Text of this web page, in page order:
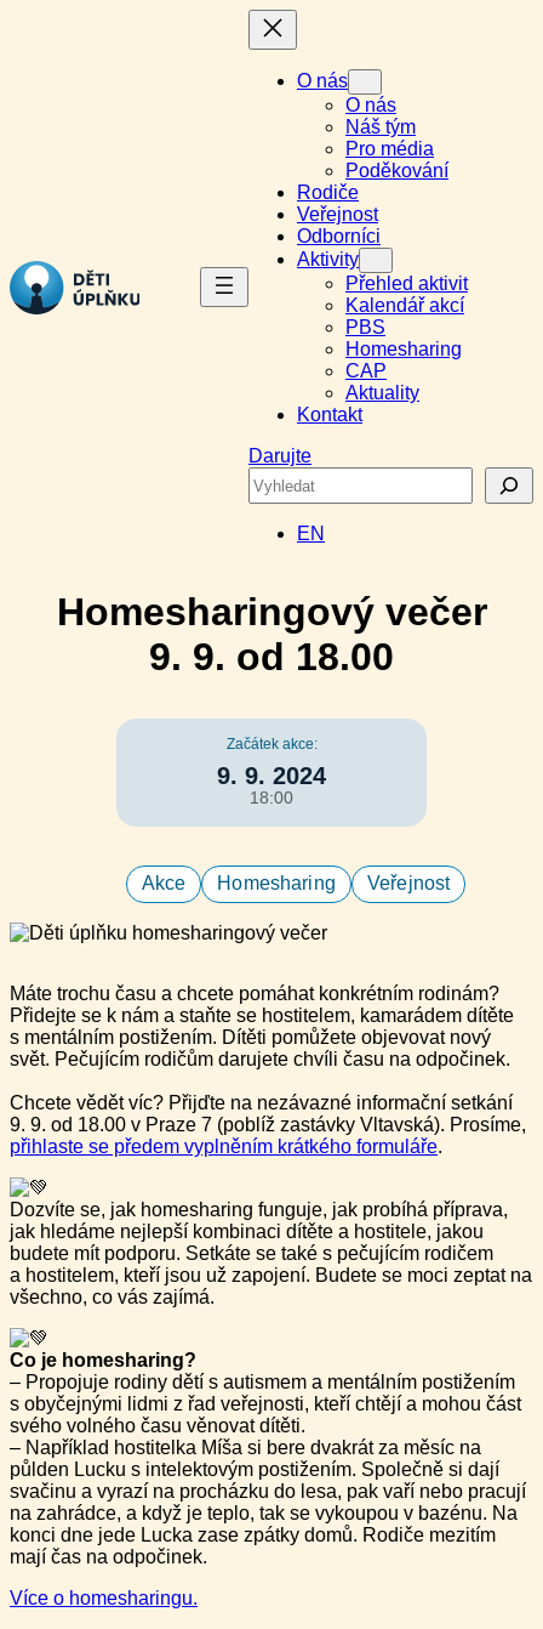
O nás
O nás
Náš tým
Pro média
Poděkování
Rodiče
Veřejnost
Odborníci
Aktivity
Přehled aktivit
Kalendář akcí
PBS
Homesharing
CAP
Aktuality
Kontakt
Darujte
Search
EN
Homesharingový večer
9. 9. od 18.00
Začátek akce:
9. 9. 2024
18:00
Akce Homesharing Veřejnost
Máte trochu času a chcete pomáhat konkrétním rodinám?
Přidejte se k nám a staňte se hostitelem, kamarádem dítěte
s mentálním postižením. Dítěti pomůžete objevovat nový
svět. Pečujícím rodičům darujete chvíli času na odpočinek.
Chcete vědět víc? Přijďte na nezávazné informační setkání
9. 9. od 18.00 v Praze 7 (poblíž zastávky Vltavská). Prosíme,
přihlaste se předem vyplněním krátkého formuláře.
Dozvíte se, jak homesharing funguje, jak probíhá příprava,
jak hledáme nejlepší kombinaci dítěte a hostitele, jakou
budete mít podporu. Setkáte se také s pečujícím rodičem
a hostitelem, kteří jsou už zapojení. Budete se moci zeptat na
všechno, co vás zajímá.
Co je homesharing?
– Propojuje rodiny dětí s autismem a mentálním postižením
s obyčejnými lidmi z řad veřejnosti, kteří chtějí a mohou část
svého volného času věnovat dítěti.
– Například hostitelka Míša si bere dvakrát za měsíc na
půlden Lucku s intelektovým postižením. Společně si dají
svačinu a vyrazí na procházku do lesa, pak vaří nebo pracují
na zahrádce, a když je teplo, tak se vykoupou v bazénu. Na
konci dne jede Lucka zase zpátky domů. Rodiče mezitím
mají čas na odpočinek.
Více o homesharingu.